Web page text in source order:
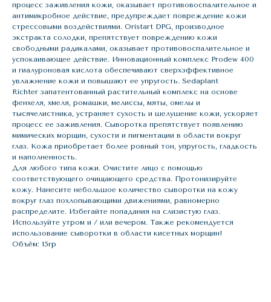
процесс заживления кожи, оказывает противовоспалительное и
антимикробное действие, предупреждает повреждение кожи
стрессовыми воздействиями. Oristart DPG, производное
экстракта солодки, препятствует повреждению кожи
свободными радикалами, оказывает противовоспалительное и
успокаивающее действие. Инновационный комплекс Prodew 400
и гиалуроновая кислота обеспечивают сверхэффективное
увлажнение кожи и повышают ее упругость. Sedaplant
Richter запатентованный растительный комплекс на основе
фенхеля, хмеля, ромашки, мелиссы, мяты, омелы и
тысячелистника, устраняет сухость и шелушение кожи, ускоряет
процесс ее заживления. Сыворотка препятствует появлению
мимических морщин, сухости и пигментации в области вокруг
глаз. Кожа приобретает более ровный тон, упругость, гладкость
и наполненность.
Для любого типа кожи. Очистите лицо с помощью
соответствующего очищающего средства. Протонизируйте
кожу. Нанесите небольшое количество сыворотки на кожу
вокруг глаз похлопывающими движениями, равномерно
распределите. Избегайте попадания на слизистую глаз.
Используйте утром и / или вечером. Также рекомендуется
использование сыворотки в области кисетных морщин!
Объём: 15гр